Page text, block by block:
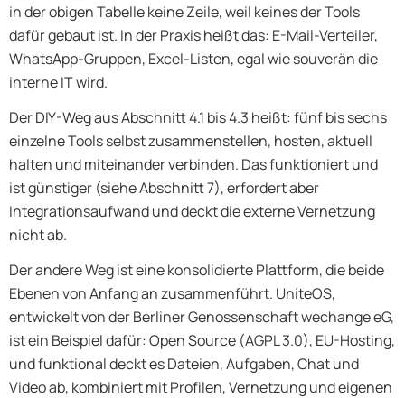
in der obigen Tabelle keine Zeile, weil keines der Tools
dafür gebaut ist. In der Praxis heißt das: E-Mail-Verteiler,
WhatsApp-Gruppen, Excel-Listen, egal wie souverän die
interne IT wird.
Der DIY-Weg aus Abschnitt 4.1 bis 4.3 heißt: fünf bis sechs
einzelne Tools selbst zusammenstellen, hosten, aktuell
halten und miteinander verbinden. Das funktioniert und
ist günstiger (siehe Abschnitt 7), erfordert aber
Integrationsaufwand und deckt die externe Vernetzung
nicht ab.
Der andere Weg ist eine konsolidierte Plattform, die beide
Ebenen von Anfang an zusammenführt. UniteOS,
entwickelt von der Berliner Genossenschaft wechange eG,
ist ein Beispiel dafür: Open Source (AGPL 3.0), EU-Hosting,
und funktional deckt es Dateien, Aufgaben, Chat und
Video ab, kombiniert mit Profilen, Vernetzung und eigenen